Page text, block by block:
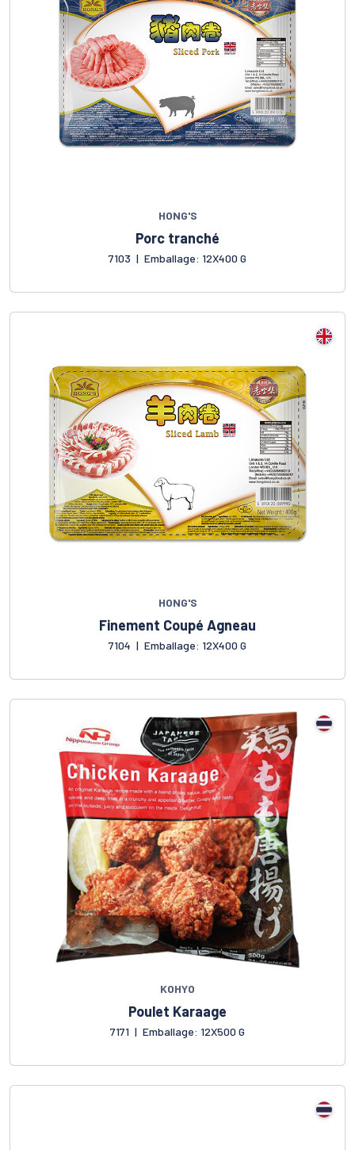
HONG'S
Porc tranché
7103 | Emballage: 12X400 G
HONG'S
Finement Coupé Agneau
7104 | Emballage: 12X400 G
KOHYO
Poulet Karaage
7171 | Emballage: 12X500 G